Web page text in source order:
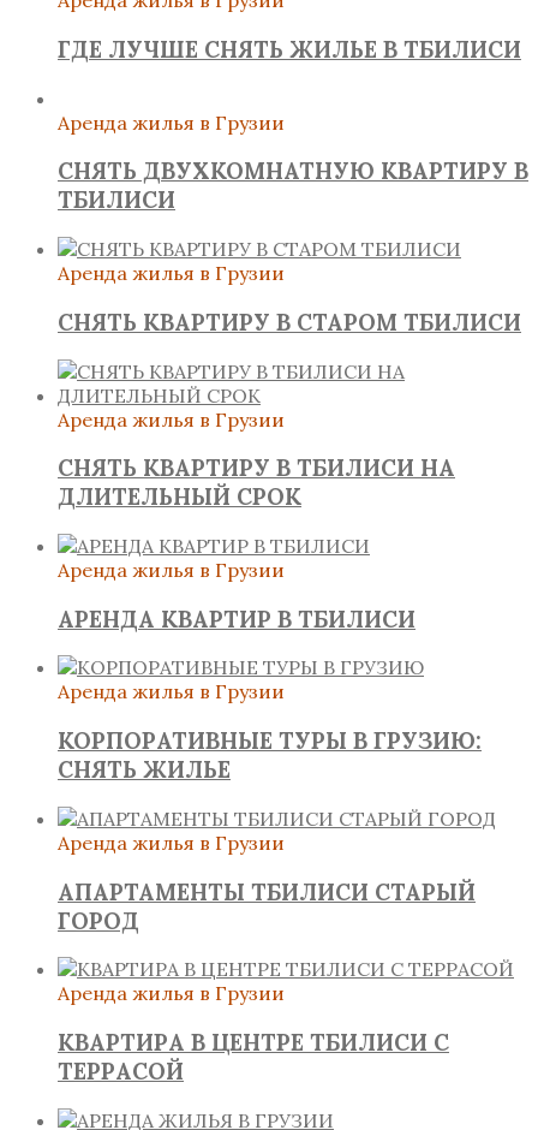
ГДЕ ЛУЧШЕ СНЯТЬ ЖИЛЬЕ В ТБИЛИСИ
Аренда жилья в Грузии
СНЯТЬ ДВУХКОМНАТНУЮ КВАРТИРУ В
ТБИЛИСИ
Аренда жилья в Грузии
СНЯТЬ КВАРТИРУ В СТАРОМ ТБИЛИСИ
Аренда жилья в Грузии
СНЯТЬ КВАРТИРУ В ТБИЛИСИ НА
ДЛИТЕЛЬНЫЙ СРОК
Аренда жилья в Грузии
АРЕНДА КВАРТИР В ТБИЛИСИ
Аренда жилья в Грузии
КОРПОРАТИВНЫЕ ТУРЫ В ГРУЗИЮ:
СНЯТЬ ЖИЛЬЕ
Аренда жилья в Грузии
АПАРТАМЕНТЫ ТБИЛИСИ СТАРЫЙ
ГОРОД
Аренда жилья в Грузии
КВАРТИРА В ЦЕНТРЕ ТБИЛИСИ С
ТЕРРАСОЙ